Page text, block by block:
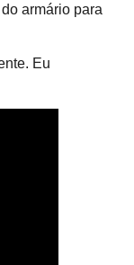
armário para
Eu